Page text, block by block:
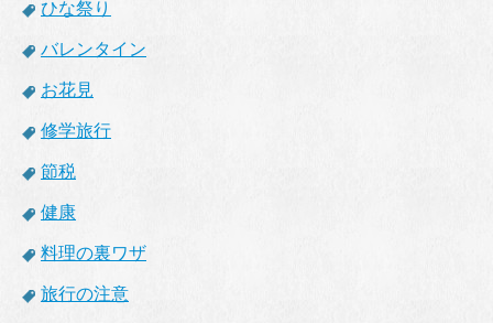
ひな祭り
バレンタイン
お花見
修学旅行
節税
健康
料理の裏ワザ
旅行の注意